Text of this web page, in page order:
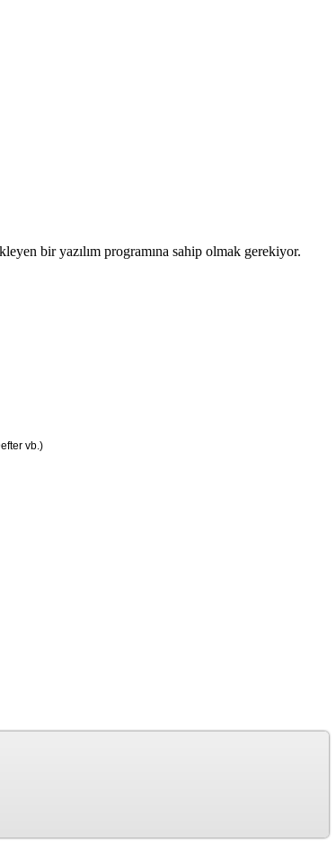
bir yazılım programına sahip olmak gerekiyor.
vb.)